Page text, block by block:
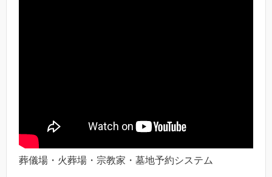
葬儀場・火葬場・宗教家・墓地予約システム